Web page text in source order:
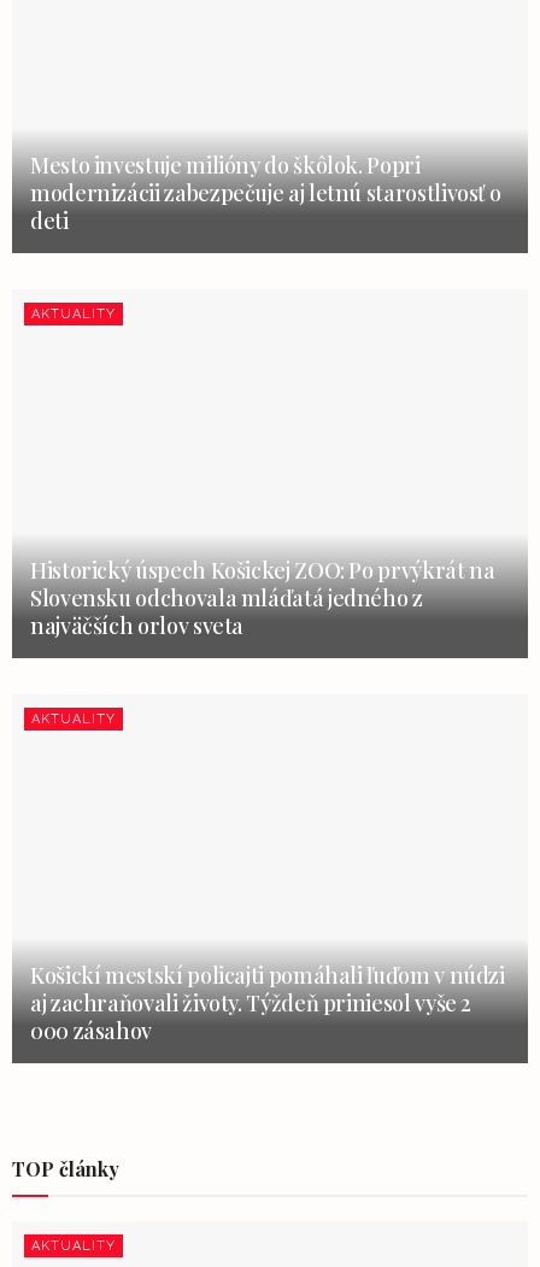
Mesto investuje milióny do škôlok. Popri
modernizácii zabezpečuje aj letnú starostlivosť o
deti
AKTUALITY
Historický úspech Košickej ZOO: Po prvýkrát na
Slovensku odchovala mláďatá jedného z
najväčších orlov sveta
AKTUALITY
Košickí mestskí policajti pomáhali ľuďom v núdzi
aj zachraňovali životy. Týždeň priniesol vyše 2
000 zásahov
TOP články
AKTUALITY